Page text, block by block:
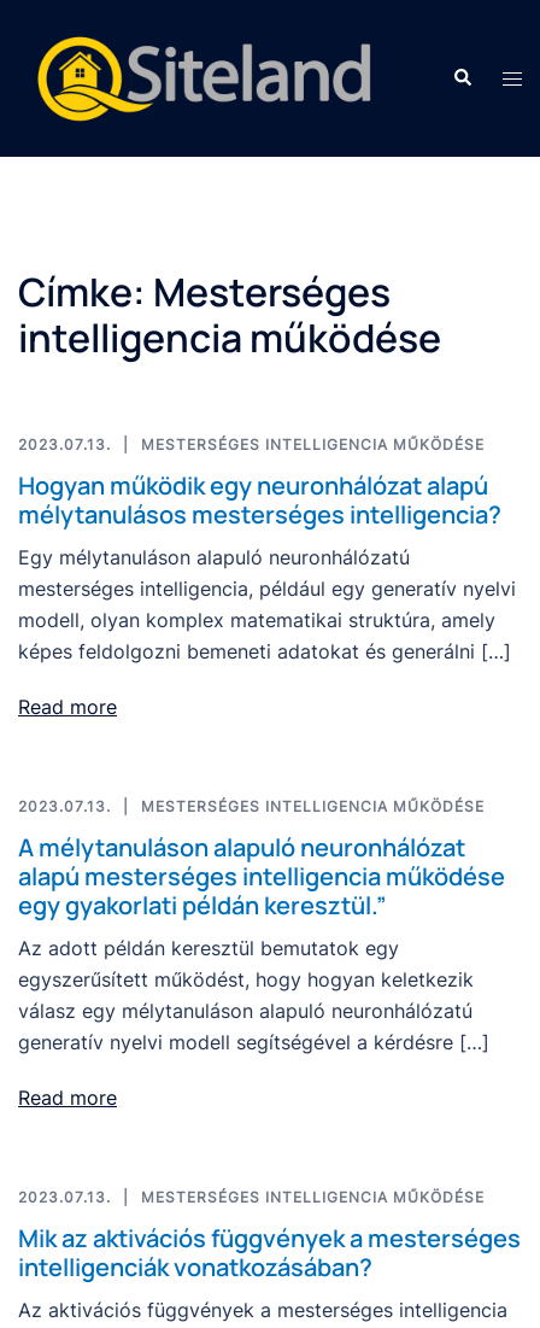
Címke: Mesterséges
intelligencia működése
2023.07.13. MESTERSÉGES INTELLIGENCIA MŰKÖDÉSE
Hogyan működik egy neuronhálózat alapú
mélytanulásos mesterséges intelligencia?
Egy mélytanuláson alapuló neuronhálózatú
mesterséges intelligencia, például egy generatív nyelvi
modell, olyan komplex matematikai struktúra, amely
képes feldolgozni bemeneti adatokat és generálni […]
Read more
2023.07.13. MESTERSÉGES INTELLIGENCIA MŰKÖDÉSE
A mélytanuláson alapuló neuronhálózat
alapú mesterséges intelligencia működése
egy gyakorlati példán keresztül.”
Az adott példán keresztül bemutatok egy
egyszerűsített működést, hogy hogyan keletkezik
válasz egy mélytanuláson alapuló neuronhálózatú
generatív nyelvi modell segítségével a kérdésre […]
Read more
2023.07.13. MESTERSÉGES INTELLIGENCIA MŰKÖDÉSE
Mik az aktivációs függvények a mesterséges
intelligenciák vonatkozásában?
Az aktivációs függvények a mesterséges intelligencia